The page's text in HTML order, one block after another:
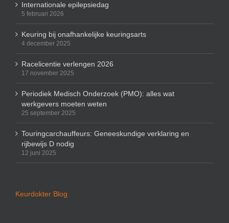
Internationale epilepsiedag
5 februari 2026
Keuring bij onafhankelijke keuringsarts
4 december 2025
Racelicentie verlengen 2026
17 november 2025
Periodiek Medisch Onderzoek (PMO): alles wat
werkgevers moeten weten
25 september 2025
Touringcarchauffeurs: Geneeskundige verklaring en
rijbewijs D nodig
12 juni 2025
Keurdokter Blog